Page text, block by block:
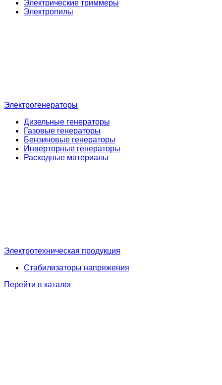
Электрические триммеры
Электропилы
Электрогенераторы
Дизельные генераторы
Газовые генераторы
Бензиновые генераторы
Инверторные генераторы
Расходные материалы
Электротехническая продукция
Стабилизаторы напряжения
Перейти в каталог